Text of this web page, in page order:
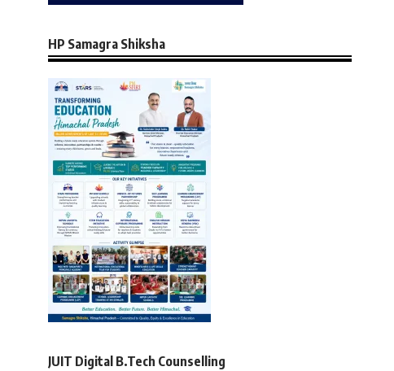
HP Samagra Shiksha
JUIT Digital B.Tech Counselling